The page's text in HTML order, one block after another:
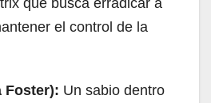
el control de la
Foster): Un sabio dentro